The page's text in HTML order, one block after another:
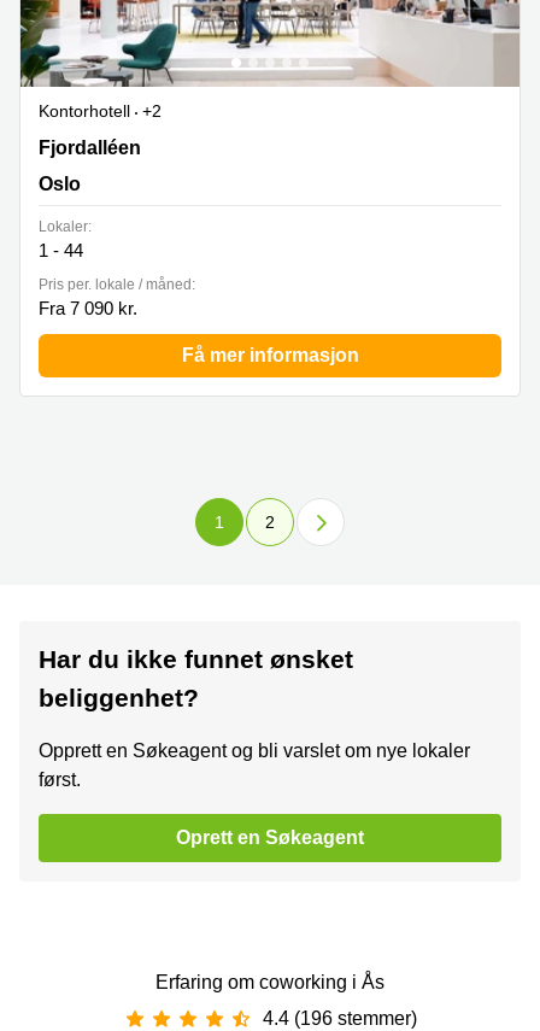
Kontorhotell
+2
Fjordalléen 16, Oslo
Fjordalléen
Oslo
Lokaler:
1 - 44
Pris per. lokale / måned:
Fra 7 090 kr.
Få mer informasjon
1 2
Har du ikke funnet ønsket
beliggenhet?
Opprett en Søkeagent og bli varslet om nye lokaler
først.
Oprett en Søkeagent
Erfaring om coworking i Ås
4.4 (196 stemmer)